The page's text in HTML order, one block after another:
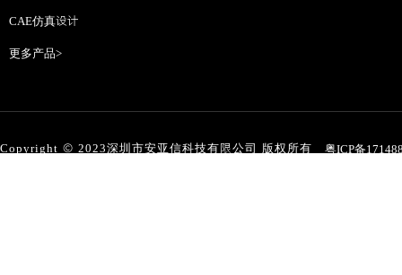
CAE仿真设计
更多产品>
粤ICP备
Copyright © 2023深圳市安亚信科技有限公司 版权所有